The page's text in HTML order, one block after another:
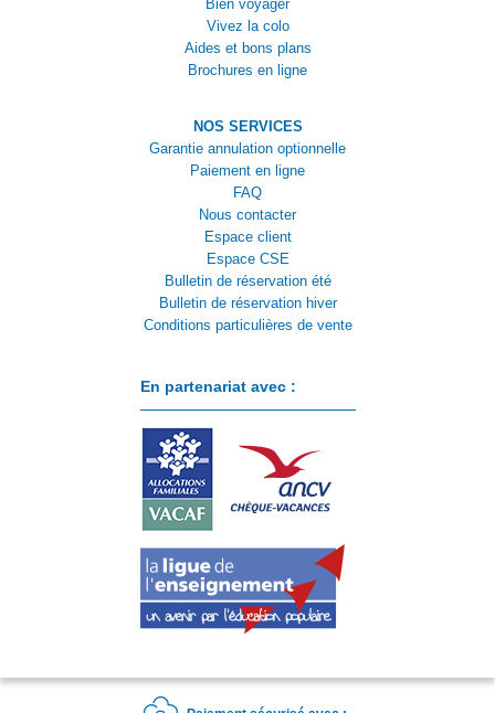
Bien voyager
Vivez la colo
Aides et bons plans
Brochures en ligne
NOS SERVICES
Garantie annulation optionnelle
Paiement en ligne
FAQ
Nous contacter
Espace client
Espace CSE
Bulletin de réservation été
Bulletin de réservation hiver
Conditions particulières de vente
En partenariat avec :